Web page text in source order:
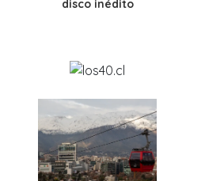
disco inédito